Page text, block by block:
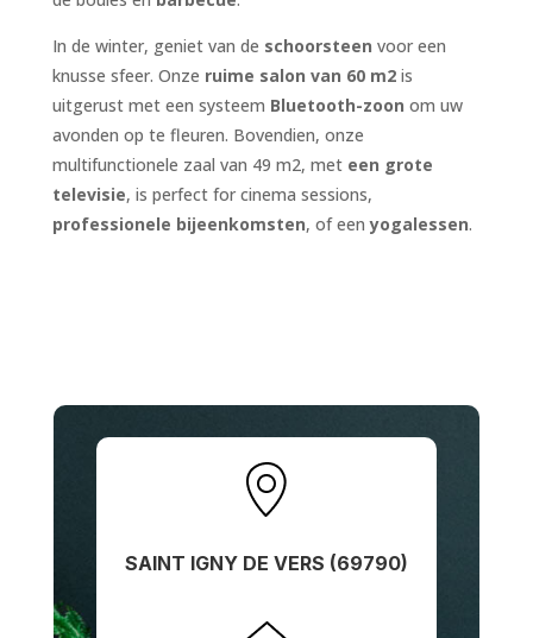
In de winter, geniet van de schoorsteen voor een
knusse sfeer. Onze ruime salon van 60 m2 is
uitgerust met een systeem Bluetooth-zoon om uw
avonden op te fleuren. Bovendien, onze
multifunctionele zaal van 49 m2, met een grote
televisie, is perfect for cinema sessions,
professionele bijeenkomsten, of eenyogalessen.
SAINT IGNY DE VERS (69790)